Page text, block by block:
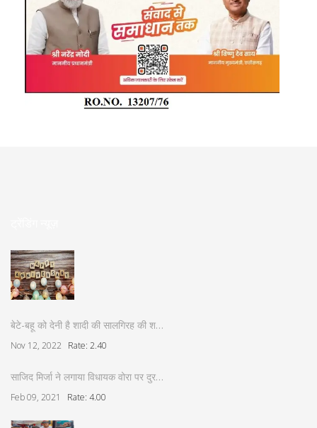
बेटे-बहू को देनी है शादी की सालगिरह की श…
Nov 12, 2022 Rate: 2.40
साजिद मिर्जा ने लगाया विधायक वोरा पर दुर…
Feb 09, 2021 Rate: 4.00